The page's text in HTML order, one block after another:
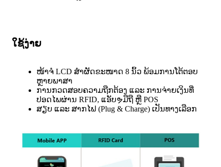
ໃຊ້ງ່າຍ
ໜ້າຈໍ LCD ສຳຜັດຂະໜາດ 8 ນິ້ວ ພ້ອມການໂຕ້ຕອບ
ຫຼາຍພາສາ
ການກວດສອບຄວາມຖືກຕ້ອງ ແລະ ການຈ່າຍເງິນທີ່
ປອດໄພຜ່ານ RFID, ແອັບຯມືຖື ຫຼື POS
ສຽບ ແລະ ສາກໄຟ (Plug & Charge) ເປັນທາງເລືອກ